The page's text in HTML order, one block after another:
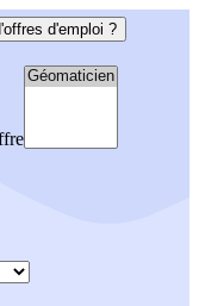
d'emploi ?